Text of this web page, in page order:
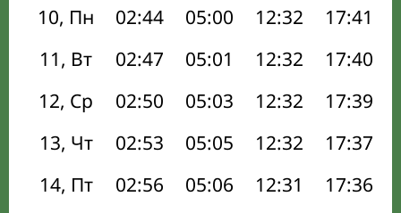
10, Пн
02:44 05:00 12:32 17:41
11, Вт
02:47 05:01 12:32 17:40
12, Ср
02:50 05:03 12:32 17:39
13, Чт
02:53 05:05 12:32 17:37
14, Пт
02:56 05:06 12:31 17:36